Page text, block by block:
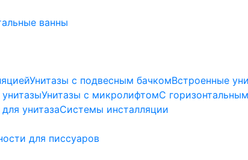
ванны
Унитазы с подвесным бачкомВстроенные
Унитазы с микролифтомC
унитазаСистемы инсталляции
для писсуаров